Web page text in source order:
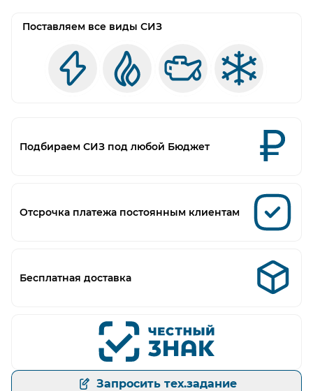
Поставляем все виды СИЗ
Подбираем СИЗ под любой Бюджет
Отсрочка платежа постоянным клиентам
Бесплатная доставка
Запросить тех.задание